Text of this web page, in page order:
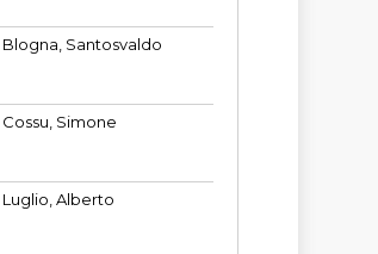
Blogna, Santosvaldo
Cossu, Simone
Luglio, Alberto